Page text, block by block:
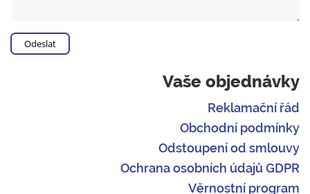
Vaše objednávky
Reklamační řád
Obchodní podmínky
Odstoupení od smlouvy
Ochrana osobních údajů GDPR
Věrnostní program